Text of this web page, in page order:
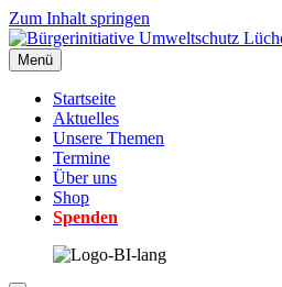
Zum Inhalt springen
Menü
Startseite
Aktuelles
Unsere Themen
Termine
Über uns
Shop
Spenden